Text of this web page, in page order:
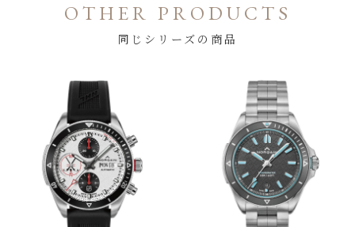
OTHER PRODUCTS
同じシリーズの商品